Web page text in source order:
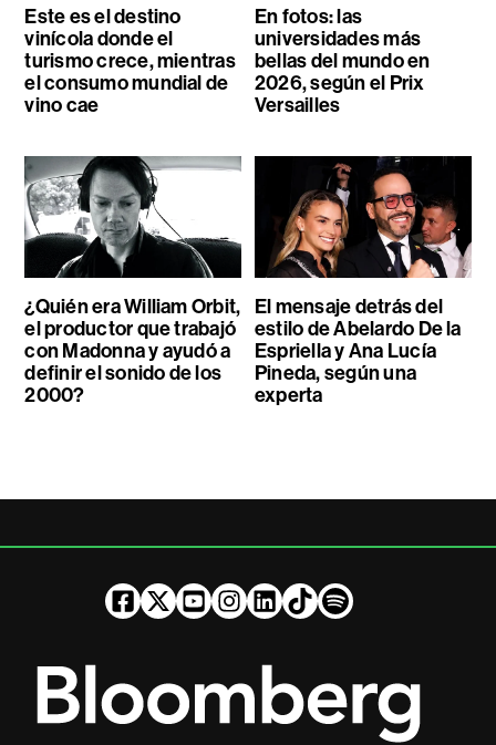
Este es el destino
vinícola donde el
turismo crece, mientras
el consumo mundial de
vino cae
En fotos: las
universidades más
bellas del mundo en
2026, según el Prix
Versailles
¿Quién era William Orbit,
el productor que trabajó
con Madonna y ayudó a
definir el sonido de los
2000?
El mensaje detrás del
estilo de Abelardo De la
Espriella y Ana Lucía
Pineda, según una
experta